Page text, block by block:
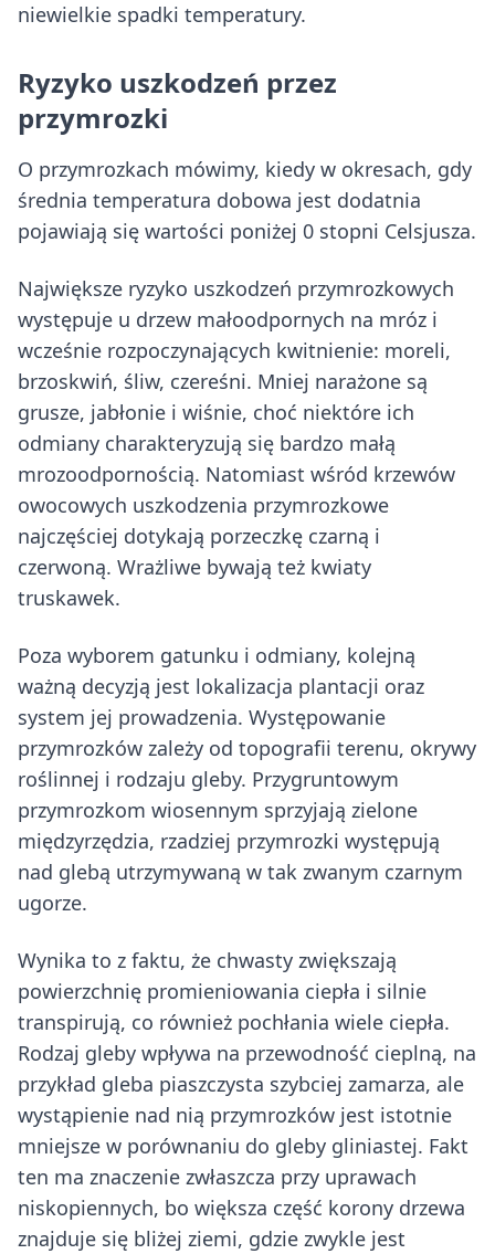
niewielkie spadki temperatury.
Ryzyko uszkodzeń przez
przymrozki
O przymrozkach mówimy, kiedy w okresach, gdy
średnia temperatura dobowa jest dodatnia
pojawiają się wartości poniżej 0 stopni Celsjusza.
Największe ryzyko uszkodzeń przymrozkowych
występuje u drzew małoodpornych na mróz i
wcześnie rozpoczynających kwitnienie: moreli,
brzoskwiń, śliw, czereśni. Mniej narażone są
grusze, jabłonie i wiśnie, choć niektóre ich
odmiany charakteryzują się bardzo małą
mrozoodpornością. Natomiast wśród krzewów
owocowych uszkodzenia przymrozkowe
najczęściej dotykają porzeczkę czarną i
czerwoną. Wrażliwe bywają też kwiaty
truskawek.
Poza wyborem gatunku i odmiany, kolejną
ważną decyzją jest lokalizacja plantacji oraz
system jej prowadzenia. Występowanie
przymrozków zależy od topografii terenu, okrywy
roślinnej i rodzaju gleby. Przygruntowym
przymrozkom wiosennym sprzyjają zielone
międzyrzędzia, rzadziej przymrozki występują
nad glebą utrzymywaną w tak zwanym czarnym
ugorze.
Wynika to z faktu, że chwasty zwiększają
powierzchnię promieniowania ciepła i silnie
transpirują, co również pochłania wiele ciepła.
Rodzaj gleby wpływa na przewodność cieplną, na
przykład gleba piaszczysta szybciej zamarza, ale
wystąpienie nad nią przymrozków jest istotnie
mniejsze w porównaniu do gleby gliniastej. Fakt
ten ma znaczenie zwłaszcza przy uprawach
niskopiennych, bo większa część korony drzewa
znajduje się bliżej ziemi, gdzie zwykle jest